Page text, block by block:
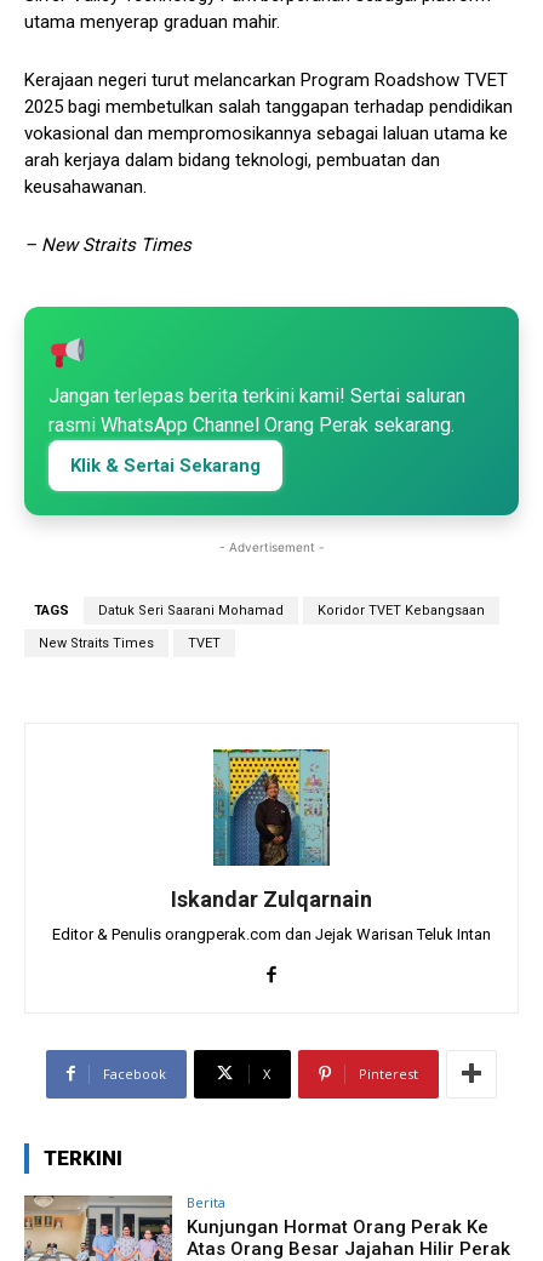
utama menyerap graduan mahir.
Kerajaan negeri turut melancarkan Program Roadshow TVET
2025 bagi membetulkan salah tanggapan terhadap pendidikan
vokasional dan mempromosikannya sebagai laluan utama ke
arah kerjaya dalam bidang teknologi, pembuatan dan
keusahawanan.
– New Straits Times
Jangan terlepas berita terkini kami! Sertai saluran
rasmi WhatsApp Channel Orang Perak sekarang.
Klik & Sertai Sekarang
- Advertisement -
TAGS Datuk Seri Saarani Mohamad Koridor TVET Kebangsaan
New Straits Times TVET
Iskandar Zulqarnain
Editor & Penulis orangperak.com dan Jejak Warisan Teluk Intan
Facebook X Pinterest
TERKINI
Berita
Kunjungan Hormat Orang Perak Ke
Atas Orang Besar Jajahan Hilir Perak